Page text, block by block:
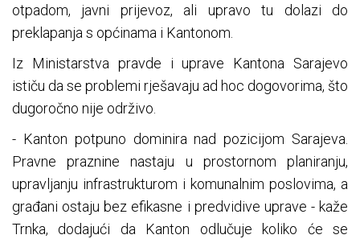
otpadom, javni prijevoz, ali upravo tu dolazi do
preklapanja s općinama i Kantonom.
Iz Ministarstva pravde i uprave Kantona Sarajevo
ističu da se problemi rješavaju ad hoc dogovorima, što
dugoročno nije održivo.
- Kanton potpuno dominira nad pozicijom Sarajeva.
Pravne praznine nastaju u prostornom planiranju,
upravljanju infrastrukturom i komunalnim poslovima, a
građani ostaju bez efikasne i predvidive uprave - kaže
Trnka, dodajući da Kanton odlučuje koliko će se